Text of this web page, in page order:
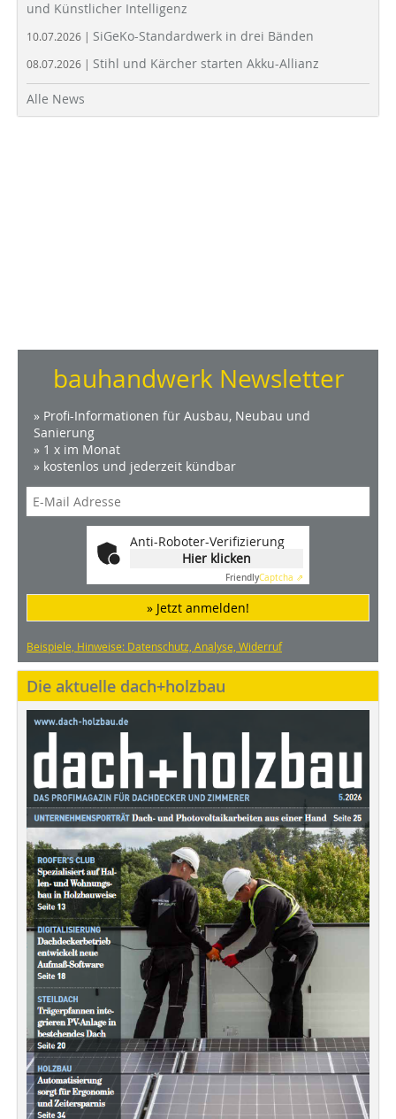
und Künstlicher Intelligenz
10.07.2026 | SiGeKo-Standardwerk in drei Bänden
08.07.2026 | Stihl und Kärcher starten Akku-Allianz
Alle News
bauhandwerk Newsletter
» Profi-Informationen für Ausbau, Neubau und
Sanierung
» 1 x im Monat
» kostenlos und jederzeit kündbar
Anti-Roboter-Verifizierung
Hier klicken
FriendlyCaptcha ⇗
» Jetzt anmelden!
Beispiele, Hinweise: Datenschutz, Analyse, Widerruf
Die aktuelle dach+holzbau